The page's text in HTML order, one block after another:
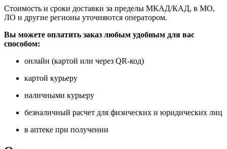
Стоимость и сроки доставки за пределы МКАД/КАД, в МО,
ЛО и другие регионы уточняются оператором.
Вы можете оплатить заказ любым удобным для вас
способом:
онлайн (картой или через QR-код)
картой курьеру
наличными курьеру
безналичный расчет для физических и юридических лиц
в аптеке при получении